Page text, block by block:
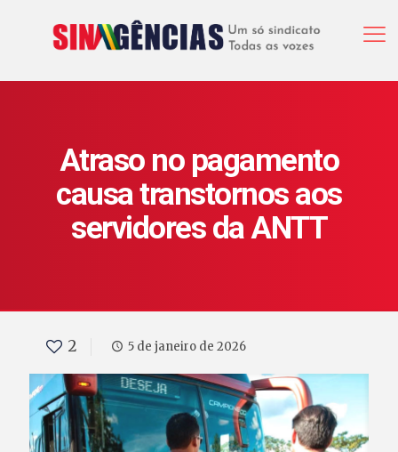
Atraso no pagamento
causa transtornos aos
servidores da ANTT
2 5 de janeiro de 2026